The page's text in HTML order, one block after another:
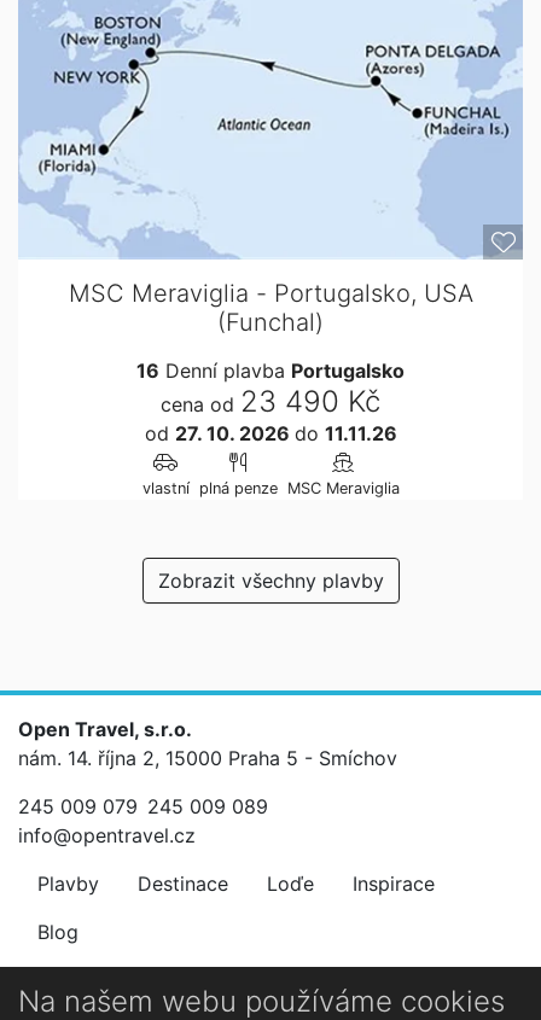
MSC Meraviglia - Portugalsko, USA
(Funchal)
16 Denní plavba Portugalsko
cena od 23 490 Kč
od 27. 10. 2026 do 11.11.26
vlastní plná penze MSC Meraviglia
Zobrazit všechny plavby
Open Travel, s.r.o.
nám. 14. října 2, 15000 Praha 5 - Smíchov
245 009 079 245 009 089
info@opentravel.cz
Plavby
Destinace Loďe
Inspirace
Blog
Newsletter
Na našem webu používáme cookies